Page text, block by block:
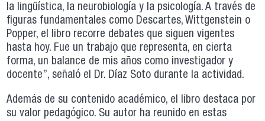
la lingüística, la neurobiología y la psicología. A través de
figuras fundamentales como Descartes, Wittgenstein o
Popper, el libro recorre debates que siguen vigentes
hasta hoy. Fue un trabajo que representa, en cierta
forma, un balance de mis años como investigador y
docente”, señaló el Dr. Díaz Soto durante la actividad.
Además de su contenido académico, el libro destaca por
su valor pedagógico. Su autor ha reunido en estas